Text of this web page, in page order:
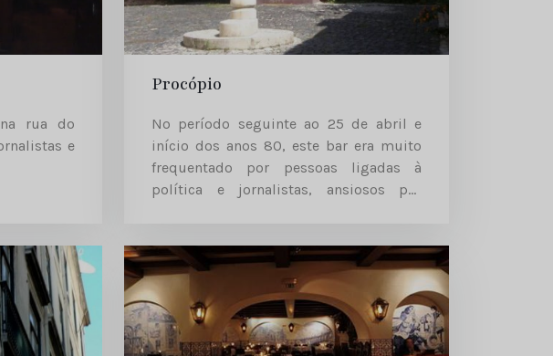
rua do
e
Procópio
No período seguinte ao 25 de abril e
início dos anos 80, este bar era muito
frequentado por pessoas ligadas à
política e jornalistas, ansiosos por